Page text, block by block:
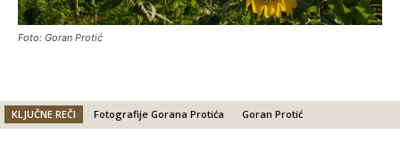
Foto: Goran Protić
KLJUČNE REČI Fotografije Gorana Protića Goran Protić